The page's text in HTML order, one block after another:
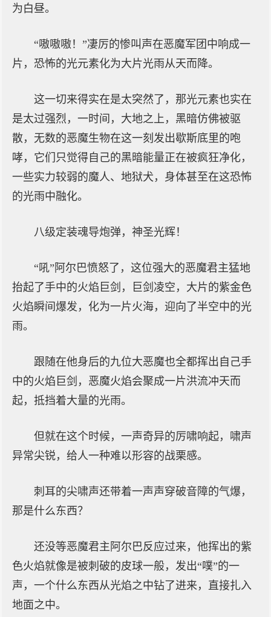
为白昼。
“嗷嗷嗷！”凄厉的惨叫声在恶魔军团中响成一
片，恐怖的光元素化为大片光雨从天而降。
这一切来得实在是太突然了，那光元素也实在
是太过强烈，一时间，大地之上，黑暗仿佛被驱
散，无数的恶魔生物在这一刻发出歇斯底里的咆
哮，它们只觉得自己的黑暗能量正在被疯狂净化，
一些实力较弱的魔人、地狱犬，身体甚至在这恐怖
的光雨中融化。
八级定装魂导炮弹，神圣光辉！
“吼”阿尔巴愤怒了，这位强大的恶魔君主猛地
抬起了手中的火焰巨剑，巨剑凌空，大片的紫金色
火焰瞬间爆发，化为一片火海，迎向了半空中的光
雨。
跟随在他身后的九位大恶魔也全都挥出自己手
中的火焰巨剑，恶魔火焰会聚成一片洪流冲天而
起，抵挡着大量的光雨。
但就在这个时候，一声奇异的厉啸响起，啸声
异常尖锐，给人一种难以形容的战栗感。
刺耳的尖啸声还带着一声声穿破音障的气爆，
那是什么东西？
还没等恶魔君主阿尔巴反应过来，他挥出的紫
色火焰就像是被刺破的皮球一般，发出“噗”的一
声，一个什么东西从光焰之中钻了进来，直接扎入
地面之中。